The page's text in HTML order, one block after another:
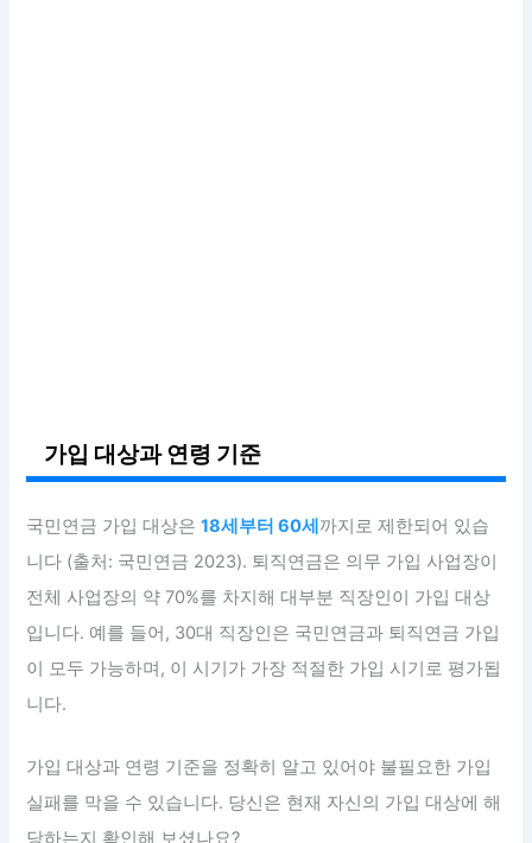
가입 대상과 연령 기준
국민연금 가입 대상은18세부터 60세까지로 제한되어 있습
니다 (출처: 국민연금 2023). 퇴직연금은 의무 가입 사업장이
전체 사업장의 약 70%를 차지해 대부분 직장인이 가입 대상
입니다. 예를 들어, 30대 직장인은 국민연금과 퇴직연금 가입
이 모두 가능하며, 이 시기가 가장 적절한 가입 시기로 평가됩
니다.
가입 대상과 연령 기준을 정확히 알고 있어야 불필요한 가입
실패를 막을 수 있습니다. 당신은 현재 자신의 가입 대상에 해
당하는지 확인해 보셨나요?